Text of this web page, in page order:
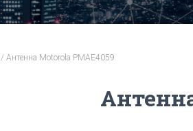
/ Антенна Motorola PMAE4059